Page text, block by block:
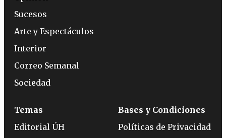
Sucesos
Arte y Espectáculos
Interior
Correo Semanal
Sociedad
Temas
Editorial ÚH
Bases y Condiciones
Políticas de Privacidad